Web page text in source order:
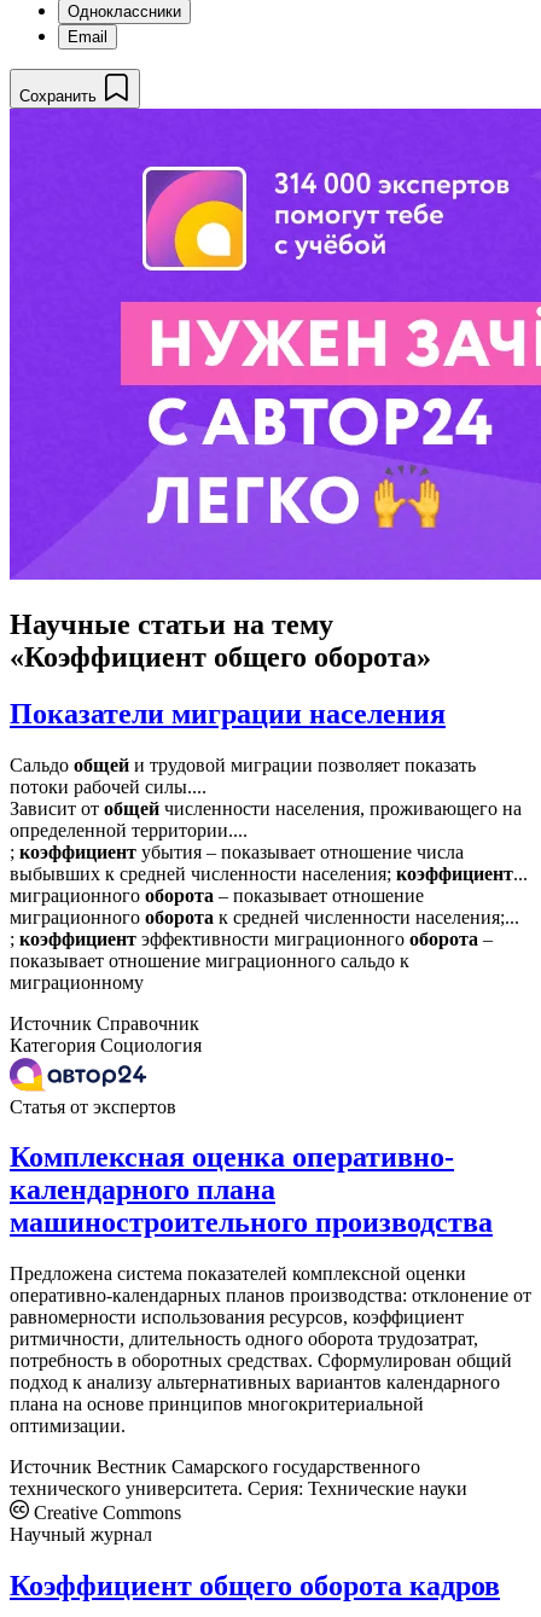
Одноклассники
Email
Сохранить
Научные статьи на тему
«Коэффициент общего оборота»
Показатели миграции населения
Сальдо общей и трудовой миграции позволяет показать
потоки рабочей силы....
Зависит от общей численности населения, проживающего на
определенной территории....
; коэффициент убытия – показывает отношение числа
выбывших к средней численности населения; коэффициент...
миграционного оборота – показывает отношение
миграционного оборота к средней численности населения;...
; коэффициент эффективности миграционного оборота –
показывает отношение миграционного сальдо к
миграционному
Источник Справочник
Категория Социология
Статья от экспертов
Комплексная оценка оперативно-
календарного плана
машиностроительного производства
Предложена система показателей комплексной оценки
оперативно-календарных планов производства: отклонение от
равномерности использования ресурсов, коэффициент
ритмичности, длительность одного оборота трудозатрат,
потребность в оборотных средствах. Сформулирован общий
подход к анализу альтернативных вариантов календарного
плана на основе принципов многокритериальной
оптимизации.
Источник Вестник Самарского государственного
технического университета. Серия: Технические науки
Creative Commons
Научный журнал
Коэффициент общего оборота кадров